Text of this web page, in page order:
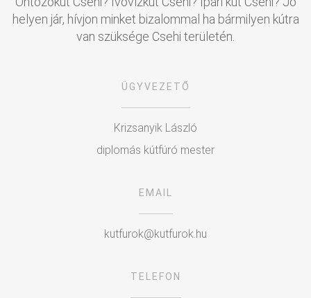
helyen jár, hívjon minket bizalommal ha bármilyen kútra
van szüksége Csehi területén.
ÜGYVEZETŐ
Krizsanyik László
diplomás kútfúró mester
EMAIL
kutfurok@kutfurok.hu
TELEFON